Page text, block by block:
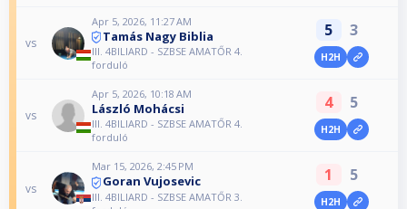
vs
Apr 5, 2026, 11:27 AM
Tamás Nagy Biblia
III. 4BILIARD - SZBSE AMATŐR 4.
forduló
5 3
H2H
vs
Apr 5, 2026, 10:18 AM
László Mohácsi
III. 4BILIARD - SZBSE AMATŐR 4.
forduló
4 5
H2H
vs
Mar 15, 2026, 2:45 PM
Goran Vujosevic
III. 4BILIARD - SZBSE AMATŐR 3.
1 5
H2H